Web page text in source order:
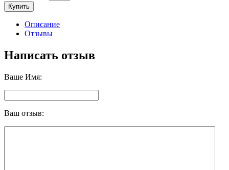
Купить
Описание
Отзывы
Написать отзыв
Ваше Имя:
Ваш отзыв: